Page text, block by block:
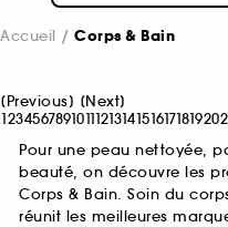
Accueil Corps & Bain
[Previous] [Next]
1234567891011121314151617181920
Pour une peau nettoyée,
beauté, on découvre les
Corps & Bain. Soin du
réunit les meilleures